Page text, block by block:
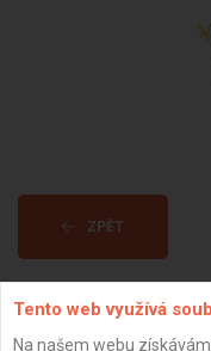
ZPĚT
Aktualizováno z
Tento web využívá
Na našem webu